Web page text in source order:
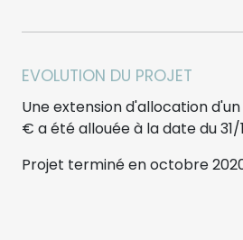
EVOLUTION DU PROJET
Une extension d'allocation
€ a été allouée à la date du 31/
Projet terminé en octobre